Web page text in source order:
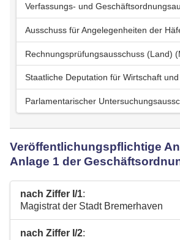
Rechnungsprüfungsausschuss (Land)
Staatliche Deputation für Wirtschaft
Veröffentlichungspflichtige
Anlage 1 der
nach Ziffer I/1:
Magistrat der Stadt Bremerhaven
nach Ziffer I/2: